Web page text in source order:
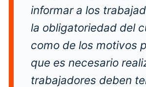
informar a los
la obligatoriedad del
como de los motivos
que es necesario
trabajadores deben